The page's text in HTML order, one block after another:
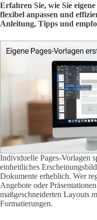
Erfahren Sie, wie Sie
flexibel anpassen und
Anleitung, Tipps und
Individuelle Pages-Vorlagen
einheitliches
Dokumente erheblich. Wer
Angebote oder
maßgeschneiderten Layouts
Formatierungen.